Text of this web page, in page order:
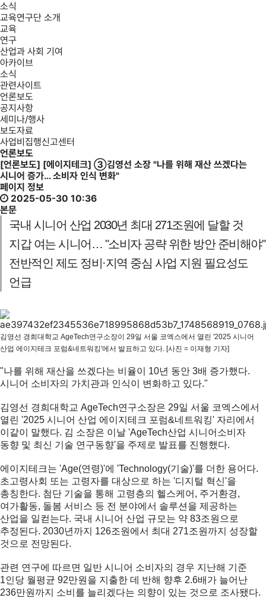
소식
교육연구단 소개
교육
연구
산업과 사회 기여
아카이브
소식
관련사이트
언론보도
공지사항
세미나/행사
보도자료
사업비집행신고센터
언론보도
[언론보도] [에이지테크] ③김영선 소장 "나를 위해 재산 쓰겠다는
시니어 증가… 소비자 인식 변화"
페이지 정보
2025-05-30 10:36
본문
국내 시니어 산업 2030년 최대 271조원에 달할 것
지갑 여는 시니어… "소비자 공략 위한 방안 준비해야"
전반적인 제도 정비·지역 중심 사업 지원 필요성도
언급
김영선 경희대학교 AgeTech연구소장이 29일 서울 코엑스에서 열린 '2025 시니어
산업 에이지테크 포럼&네트워킹'에서 발표하고 있다. [사진 = 이재형 기자]
"나를 위해 재산을 쓰겠다는 비율이 10년 동안 3배 증가했다.
시니어 소비자의 가치관과 인식이 변화하고 있다."
김영선 경희대학교 AgeTech연구소장은 29일 서울 코엑스에서
열린 '2025 시니어 산업 에이지테크 포럼&네트워킹' 자리에서
이같이 말했다. 김 소장은 이날 'AgeTech산업 시니어소비자
동향 및 최신 기술 연구동향'을 주제로 발표를 진행했다.
에이지테크는 'Age(연령)'에 'Technology(기술)'를 더한 용어다.
초고령사회 또는 고령자를 대상으로 하는 '디지털 혁신'을
총칭한다. 첨단 기술을 통해 고령층의 헬스케어, 주거환경,
여가활동, 돌봄 서비스 등 전 분야에서 솔루션을 제공하는
산업을 일컫는다. 국내 시니어 산업 규모는 약 83조원으로
추정된다. 2030년까지 126조원에서 최대 271조원까지 성장할
것으로 전망된다.
관련 연구에 따르면 일반 시니어 소비자의 경우 지난해 기준
1인당 월평균 92만원을 지출한 데 반해 향후 2.6배가 늘어난
236만원까지 소비를 늘리겠다는 의향이 있는 것으로 조사됐다.